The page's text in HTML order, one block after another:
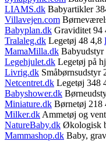
LIAMS.dk Babyartikler
Villavejen.com
Babyplan.dk Graviditet 94
Tralaleg.dk Legetøj 48 4,8
MamaMilla.dk Babyudstyr
Legehjulet.dk Legetøj på
Livrig.dk Småbørnsudstyr
Netcentret.dk Legetøj 348
Babyshower.dk
Miniature.dk Børnetøj 218
Milker.dk Ammetøj og
NatureBaby.dk Økologisk
Mammashop.dk Baby,